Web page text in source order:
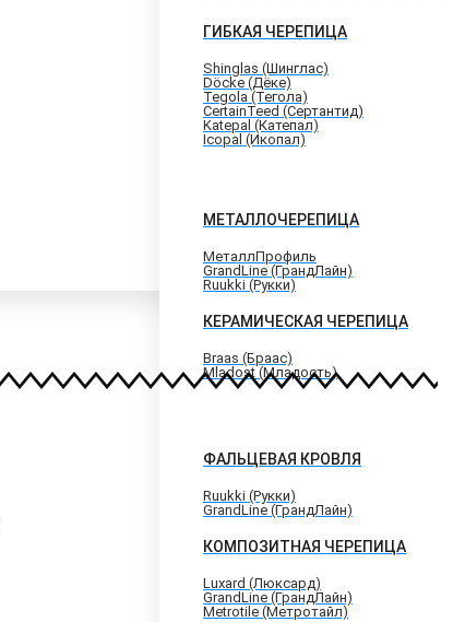
ГИБКАЯ ЧЕРЕПИЦА
Shinglas (Шинглас)
Döcke (Дёке)
Tegola (Тегола)
CertainTeed (Сертантид)
Katepal (Катепал)
Icopal (Икопал)
МЕТАЛЛОЧЕРЕПИЦА
МеталлПрофиль
GrandLine (ГрандЛайн)
Ruukki (Рукки)
КЕРАМИЧЕСКАЯ ЧЕРЕПИЦА
Braas (Браас)
Mladost (Младость)
ФАЛЬЦЕВАЯ КРОВЛЯ
Ruukki (Рукки)
GrandLine (ГрандЛайн)
КОМПОЗИТНАЯ ЧЕРЕПИЦА
Luxard (Люксард)
GrandLine (ГрандЛайн)
Metrotile (Метротайл)